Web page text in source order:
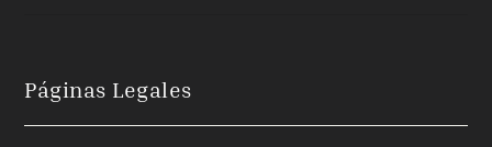
Páginas Legales